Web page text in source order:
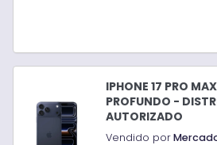
IPHONE 17 PRO
PROFUNDO -
AUTORIZADO
Vendido por